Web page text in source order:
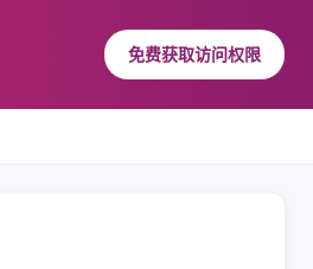
免费获取访问权限